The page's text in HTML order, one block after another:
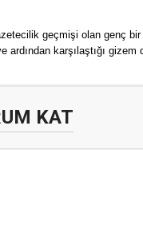
geçmişi olan genç
karşılaştığı
KAT